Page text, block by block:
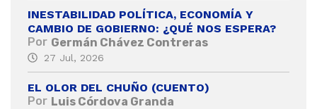
INESTABILIDAD POLÍTICA, ECONOMÍA Y
CAMBIO DE GOBIERNO: ¿QUÉ NOS ESPERA?
Por Germán Chávez Contreras
27 Jul, 2026
EL OLOR DEL CHUÑO (CUENTO)
Por Luis Córdova Granda